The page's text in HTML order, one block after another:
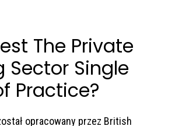
The Private
Sector Single
Practice?
opracowany przez British